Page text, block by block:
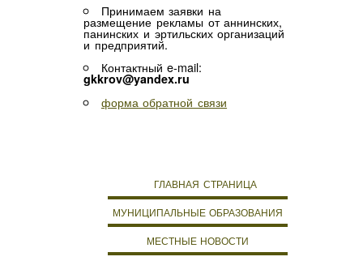
Принимаем заявки на
размещение рекламы от аннинских,
панинских и эртильских организаций
и предприятий.
Контактный e-mail:
gkkrov@yandex.ru
форма обратной связи
ГЛАВНАЯ СТРАНИЦА
МУНИЦИПАЛЬНЫЕ ОБРАЗОВАНИЯ
МЕСТНЫЕ НОВОСТИ